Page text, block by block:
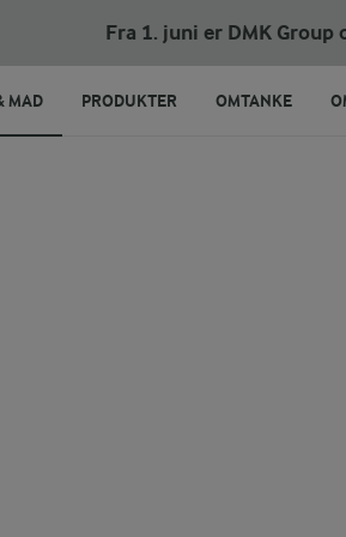
Fra 1. juni er DMK
MAD PRODUKTER OMTANKE